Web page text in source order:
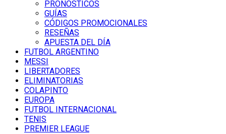
PRONÓSTICOS
GUÍAS
CÓDIGOS PROMOCIONALES
RESEÑAS
APUESTA DEL DÍA
FUTBOL ARGENTINO
MESSI
LIBERTADORES
ELIMINATORIAS
COLAPINTO
EUROPA
FUTBOL INTERNACIONAL
TENIS
PREMIER LEAGUE